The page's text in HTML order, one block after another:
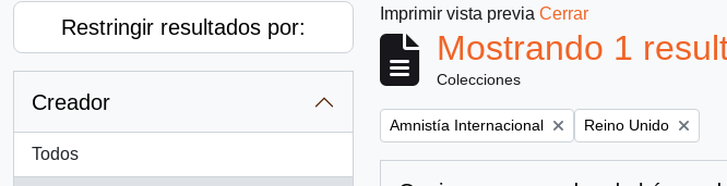
Restringir resultados por:
Creador
Todos
Imprimir vista previa Cerrar
Mostrando 1
Colecciones
Remove filter:
Amnistía Internacional Remove filter:
Reino Unido